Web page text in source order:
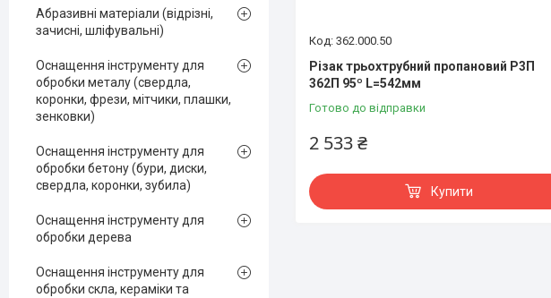
362.000.50
Різак трьохтрубний пропановий Р3П
362П 95º L=542мм
Готово до відправки
2 533 ₴
Купити
Абразивні матеріали (відрізні,
зачисні, шліфувальні)
Оснащення інструменту для
обробки металу (свердла,
коронки, фрези, мітчики, плашки,
зенковки)
Оснащення інструменту для
обробки бетону (бури, диски,
свердла, коронки, зубила)
Оснащення інструменту для
обробки дерева
Оснащення інструменту для
обробки скла, кераміки та